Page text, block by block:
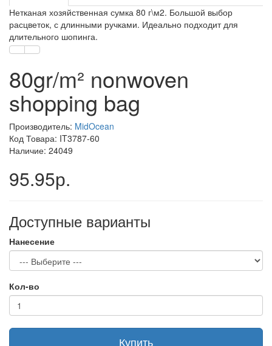
Нетканая хозяйственная сумка 80 г\м2. Большой выбор
расцветок, с длинными ручками. Идеально подходит для
длительного шопинга.
80gr/m² nonwoven
shopping bag
Производитель: MidOcean
Код Товара: IT3787-60
Наличие: 24049
95.95р.
Доступные варианты
Нанесение
Кол-во
Купить